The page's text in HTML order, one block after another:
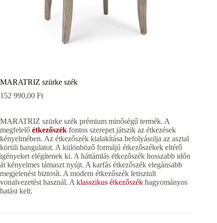
MARATRIZ szürke szék
152 990,00 Ft
MARATRIZ szürke szék prémium minőségű termék. A
megfelelő étkezőszék fontos szerepet játszik az étkezések
kényelmében. Az étkezőszék kialakítása befolyásolja az asztal
körüli hangulatot. A különböző formájú étkezőszékek eltérő
igényeket elégítenek ki. A háttámlás étkezőszék hosszabb időn
át kényelmes támaszt nyújt. A karfás étkezőszék elegánsabb
megjelenést biztosít. A modern étkezőszék letisztult
vonalvezetést használ. A klasszikus étkezőszék hagyományos
hatást kelt.